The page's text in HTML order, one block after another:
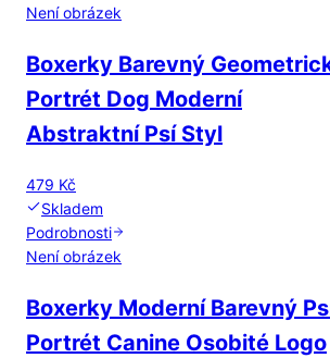
Není obrázek
Boxerky Barevný
Portrét Dog Moderní
Abstraktní Psí Styl
479 Kč
Skladem
Podrobnosti
Není obrázek
Boxerky Moderní Barevný
Portrét Canine Osobité Logo